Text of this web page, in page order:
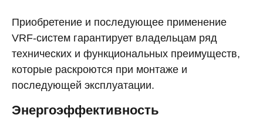
Приобретение и последующее применение
VRF-систем гарантирует владельцам ряд
технических и функциональных преимуществ,
которые раскроются при монтаже и
последующей эксплуатации.
Энергоэффективность